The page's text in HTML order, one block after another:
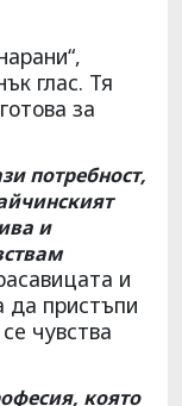
глас. Тя
за
потребност,
и
и
да пристъпи
чувства
която